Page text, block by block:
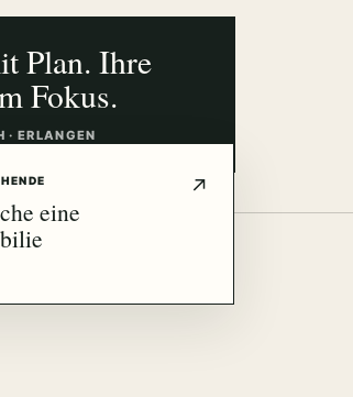
Plan. Ihre
Fokus.
· ERLANGEN
eine